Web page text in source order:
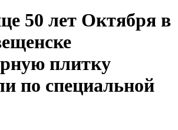
50 лет Октября в
плитку
по специальной